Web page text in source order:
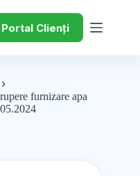
Portal Clienți
furnizare apa